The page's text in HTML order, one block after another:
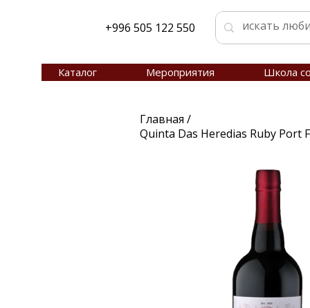
+996 505 122 550
Главная /
Quinta Das Heredias Ruby Port
Каталог Мероприятия Школа